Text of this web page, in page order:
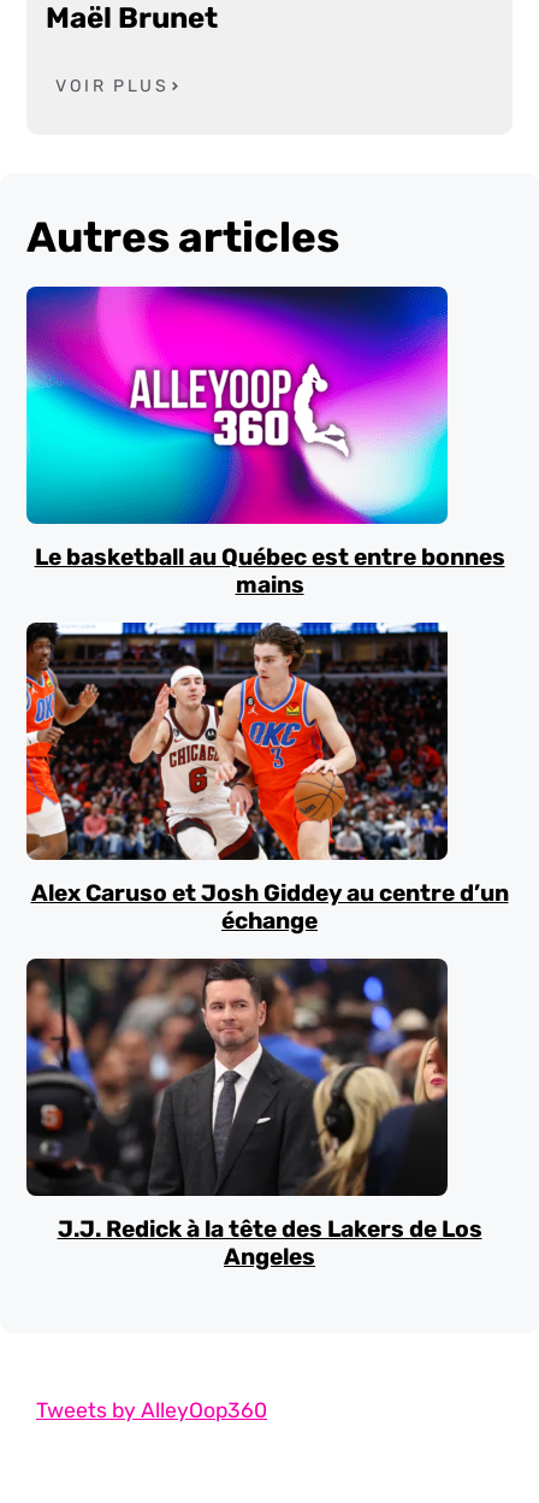
Maël Brunet
VOIR PLUS
Autres articles
Le basketball au Québec est entre bonnes
mains
Alex Caruso et Josh Giddey au centre d’un
échange
J.J. Redick à la tête des Lakers de Los
Angeles
Tweets by AlleyOop360